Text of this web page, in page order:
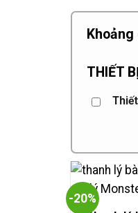
Khoảng
THIẾT
-20%